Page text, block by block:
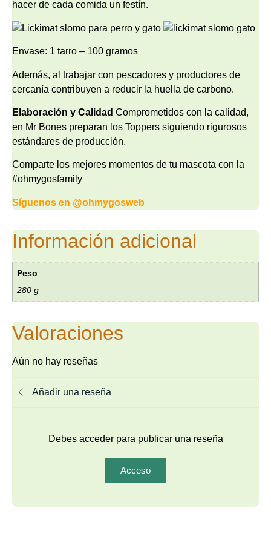
hacer de cada comida un festín.
Envase: 1 tarro – 100 gramos
Además, al trabajar con pescadores y productores de
cercanía contribuyen a reducir la huella de carbono.
Elaboración y Calidad Comprometidos con la calidad,
en Mr Bones preparan los Toppers siguiendo rigurosos
estándares de producción.
Comparte los mejores momentos de tu mascota con la
#ohmygosfamily
Síguenos en @ohmygosweb
Información adicional
Peso
280 g
Valoraciones
Aún no hay reseñas
Añadir una reseña
Debes acceder para publicar una reseña
Acceso